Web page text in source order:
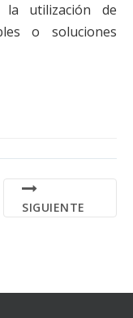
la utilización de
o soluciones
SIGUIENTE